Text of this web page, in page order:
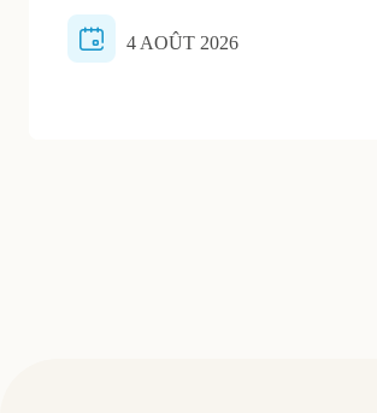
4 AOÛT 2026